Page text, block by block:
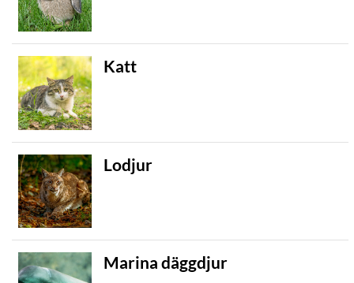
Katt
Lodjur
Marina däggdjur